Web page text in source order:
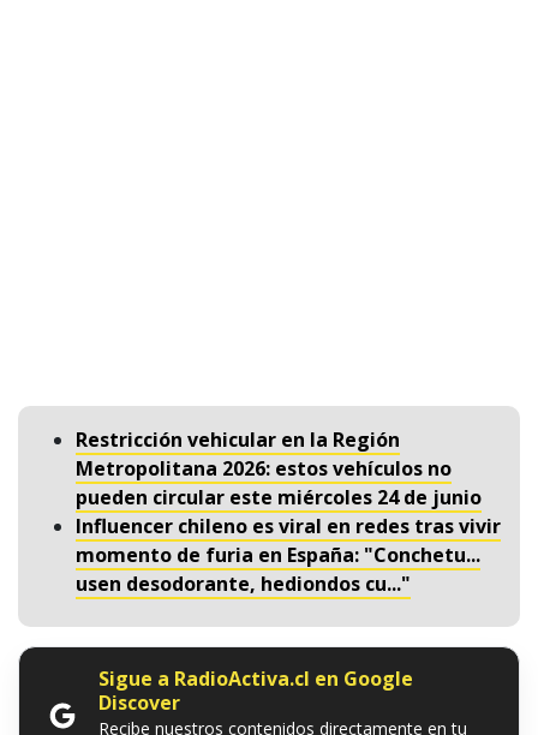
Restricción vehicular en la Región
Metropolitana 2026: estos vehículos no
pueden circular este miércoles 24 de junio
Influencer chileno es viral en redes tras vivir
momento de furia en España: "Conchetu...
usen desodorante, hediondos cu..."
Sigue a RadioActiva.cl en Google
Discover
Recibe nuestros contenidos directamente en tu